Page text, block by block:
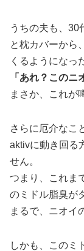
うちの夫も、30
と枕カバーから
くるようになっ
「あれ？このニ
まさか、これが
さらに厄介なこ
aktivに動き回る
せん。
つまり、これま
のミドル脂臭が
まるで、ニオイ
しかも、このミ